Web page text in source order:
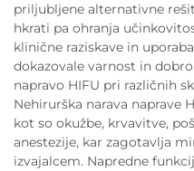
priljubljene alternativne
hkrati pa ohranja
klinične raziskave in
dokazovale varnost in
napravo HIFU pri različnih
Nehirurška narava naprave
kot so okužbe, krvavitve,
anestezije, kar zagotavlja
izvajalcem. Napredne